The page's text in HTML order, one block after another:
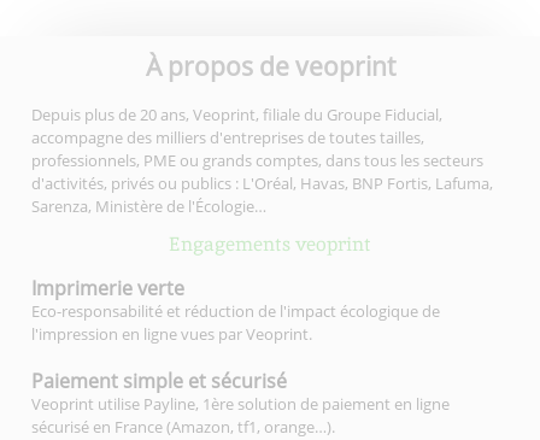
À propos de veoprint
Depuis plus de 20 ans, Veoprint, filiale du Groupe Fiducial,
accompagne des milliers d'entreprises de toutes tailles,
professionnels, PME ou grands comptes, dans tous les secteurs
d'activités, privés ou publics : L'Oréal, Havas, BNP Fortis, Lafuma,
Sarenza, Ministère de l'Écologie…
Engagements veoprint
Imprimerieverte
Eco-responsabilité et réduction de l'impact écologique de
l'impression en ligne vues par Veoprint.
Paiement simple et sécurisé
Veoprint utilise Payline, 1ère solution de paiement en ligne
sécurisé en France (Amazon, tf1, orange…).